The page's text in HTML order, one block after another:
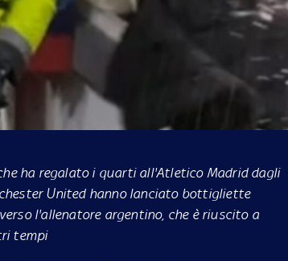
ha regalato i quarti all'Atletico Madrid dagli
United hanno lanciato bottigliette
l'allenatore argentino, che è riuscito a
tempi